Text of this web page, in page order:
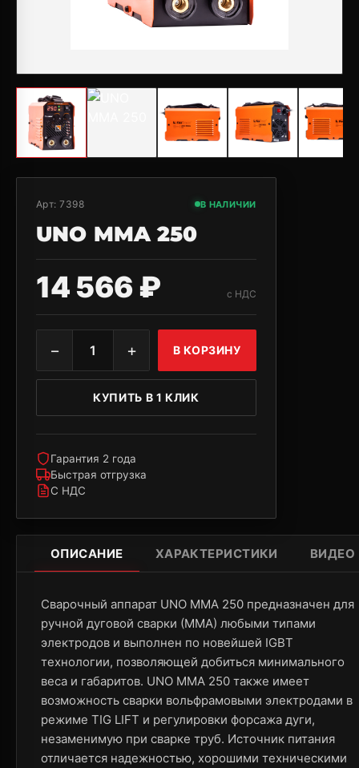
ОПИСАНИЕ ХАРАКТЕРИСТИКИ ВИДЕО
Сварочный аппарат UNO ММА 250 предназначен для
ручной дуговой сварки (ММА) любыми типами
электродов и выполнен по новейшей IGBT
технологии, позволяющей добиться минимального
веса и габаритов. UNO ММА 250 также имеет
возможность сварки вольфрамовыми электродами в
режиме TIG LIFT и регулировки форсажа дуги,
незаменимую при сварке труб. Источник питания
отличается надежностью, хорошими техническими
Арт:7398 В НАЛИЧИИ
UNO MMA 250
14 566 ₽ с НДС
− 1 + В КОРЗИНУ
КУПИТЬ В 1 КЛИК
Гарантия 2 года
Быстрая отгрузка
С НДС